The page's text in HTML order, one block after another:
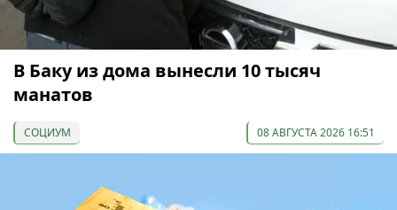
В Баку из дома вынесли 10 тысяч
манатов
СОЦИУМ 08 АВГУСТА 2026 16:51